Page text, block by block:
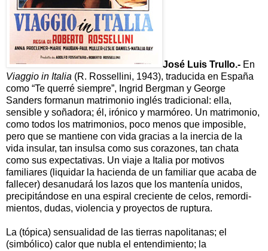
José Luis Trullo.- En
Viaggio in Italia (R. Rossellini, 1943), traducida en España
como “Te querré siempre”, Ingrid Bergman y George
Sanders formanun matrimonio inglés tradicional: ella,
sensible y soñadora; él, irónico y marmóreo. Un matrimonio,
como todos los matrimonios, poco menos que imposible,
pero que se mantiene con vida gracias a la inercia de la
vida insular, tan insulsa como sus corazones, tan chata
como sus expectativas. Un viaje a Italia por motivos
familiares (liquidar la hacienda de un familiar que acaba de
fallecer) desanudará los lazos que los mantenía unidos,
precipi­tándose en una espiral creciente de celos, remordi­
mientos, dudas, violencia y proyectos de ruptura.
La (tópica) sensualidad de las tierras napolitanas; el
(simbólico) calor que nubla el entendimiento; la